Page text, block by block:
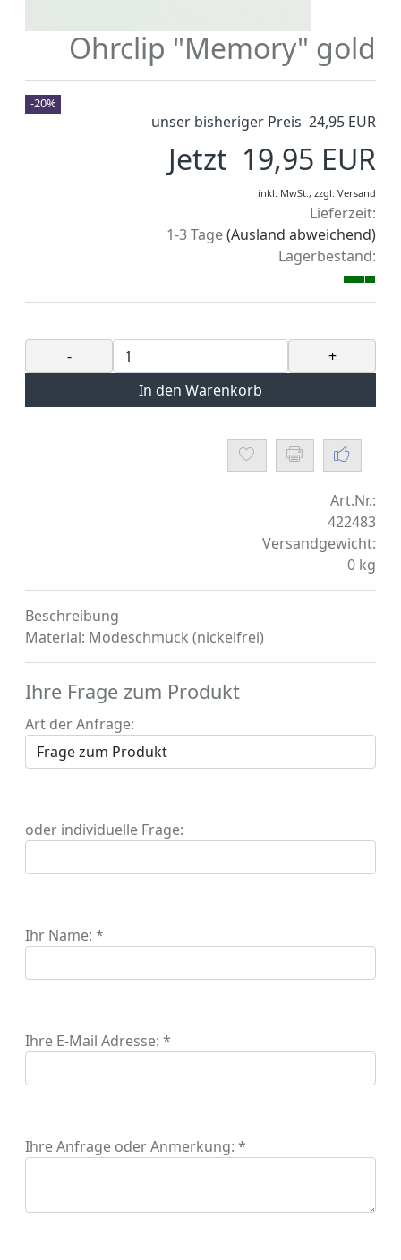
Ohrclip "Memory" gold
unser bisheriger Preis 24,95 EUR
Jetzt 19,95 EUR
-20%
inkl. MwSt., zzgl. Versand
Lieferzeit:
1-3 Tage(Ausland abweichend)
Lagerbestand:
-
+
In den Warenkorb
Art.Nr.:
422483
Versandgewicht:
0 kg
Beschreibung
Material: Modeschmuck (nickelfrei)
Ihre Frage zum Produkt
Art der Anfrage:
oder individuelle Frage:
Ihr Name: *
Ihre E-Mail Adresse: *
Ihre Anfrage oder Anmerkung: *